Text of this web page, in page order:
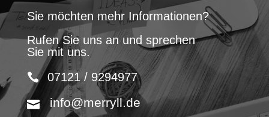
Sie möchten mehr Informationen?
Rufen Sie uns an und sprechen
Sie mit uns.
07121 / 9294977
info@merryll.de